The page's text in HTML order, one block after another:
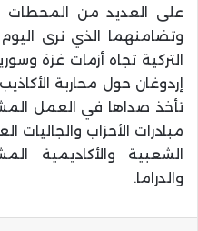
على العديد من المحطات
وتضامنهما الذي نرى
التركية تجاه أزمات غزة
إردوغان حول محاربة
تأخذ صداها في العمل
مبادرات الأحزاب والجاليات
الشعبية والأكاديمية
والدراما.